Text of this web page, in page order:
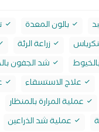
بالون المعدة
زراعة الرئة
شد الجفون
علاج الاستسقاء
عملية المرارة بالمنظار
عملية شد الذراعين